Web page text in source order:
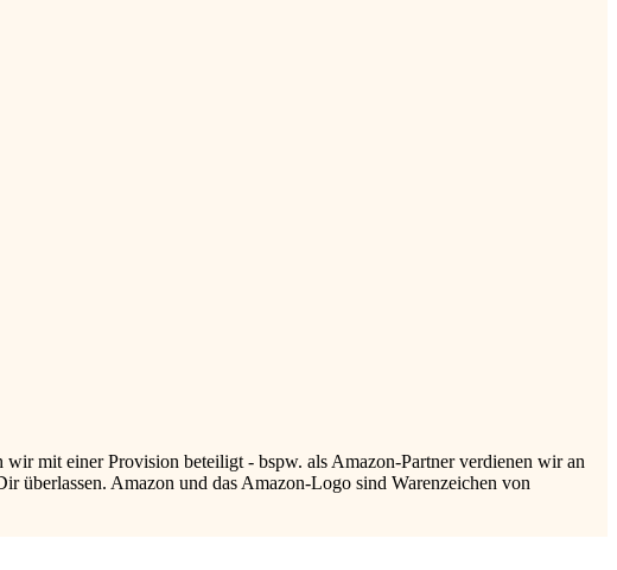
mit einer Provision beteiligt - bspw. als Amazon-Partner verdienen wir an
überlassen. Amazon und das Amazon-Logo sind Warenzeichen von